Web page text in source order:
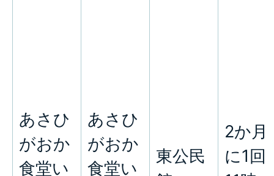
あさひ
がおか
食堂い
あさひ
がおか
食堂い
東公民
2か月
に1回